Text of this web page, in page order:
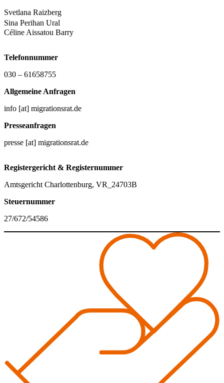
Svetlana Raizberg
Sina Perihan Ural
Céline Aissatou Barry
Telefonnummer
030 – 61658755
Allgemeine Anfragen
info [at] migrationsrat.de
Presseanfragen
presse [at] migrationsrat.de
Registergericht & Registernummer
Amtsgericht Charlottenburg, VR_24703B
Steuernummer
27/672/54586